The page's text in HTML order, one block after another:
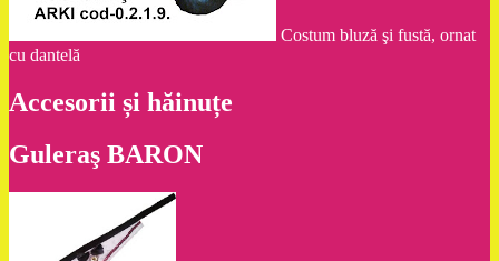
Costum bluză şi fustă, ornat
cu dantelă
Accesorii și hăinuțe
Guleraş BARON